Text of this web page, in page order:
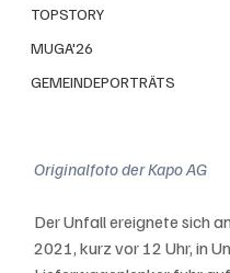
TOPSTORY
MUGA'26
GEMEINDEPORTRÄTS
Originalfoto der Kapo AG
Der Unfall ereignete sich
2021, kurz vor 12 Uhr, in